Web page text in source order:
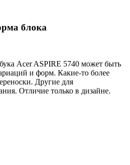
блока
Acer ASPIRE 5740 может быть
и форм. Какие-то более
Другие для
Отличие только в дизайне.